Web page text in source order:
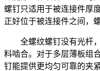
螺钉只适用于被连接件厚
正好位于被连接件之间，
全螺纹螺钉没有光杆，
料啮合。对于多层薄板组
钉能提供更均匀可靠的夹紧